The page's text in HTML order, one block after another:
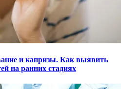
и капризы. Как выявить
на ранних стадиях